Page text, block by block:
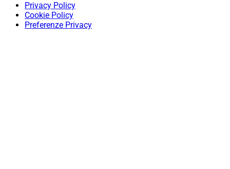
Privacy Policy
Cookie Policy
Preferenze Privacy